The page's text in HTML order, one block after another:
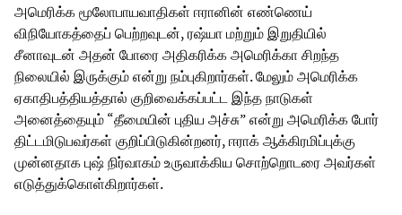
அமெரிக்க மூலோபாயவாதிகள் ஈரானின் எண்ணெய்
விநியோகத்தைப் பெற்றவுடன், ரஷ்யா மற்றும் இறுதியில்
சீனாவுடன் அதன் போரை அதிகரிக்க அமெரிக்கா சிறந்த
நிலையில் இருக்கும் என்று நம்புகிறார்கள். மேலும் அமெரிக்க
ஏகாதிபத்தியத்தால் குறிவைக்கப்பட்ட இந்த நாடுகள்
அனைத்தையும் “தீமையின் புதிய அச்சு” என்று அமெரிக்க போர்
திட்டமிடுபவர்கள் குறிப்பிடுகின்றனர், ஈராக் ஆக்கிரமிப்புக்கு
முன்னதாக புஷ் நிர்வாகம் உருவாக்கிய சொற்றொடரை அவர்கள்
எடுத்துக்கொள்கிறார்கள்.